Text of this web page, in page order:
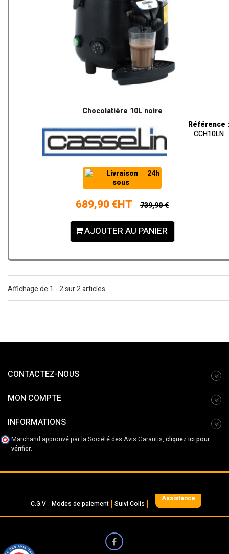
Chocolatière 10L noire
Référence :
CCH10LN
Livraison
sous
24h
689,90 €HT 739,90 €
AJOUTER AU PANIER
Affichage de 1 - 2 sur 2 articles
CONTACTEZ-NOUS
MON COMPTE
INFORMATIONS
Marchand approuvé par la Société des Avis Garantis, cliquez ici pour
vérifier.
C.G.V Modes de paiement Suivi Colis
Assistance